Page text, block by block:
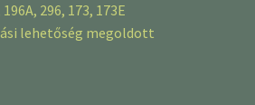
296, 173, 173E
lehetőség megoldott